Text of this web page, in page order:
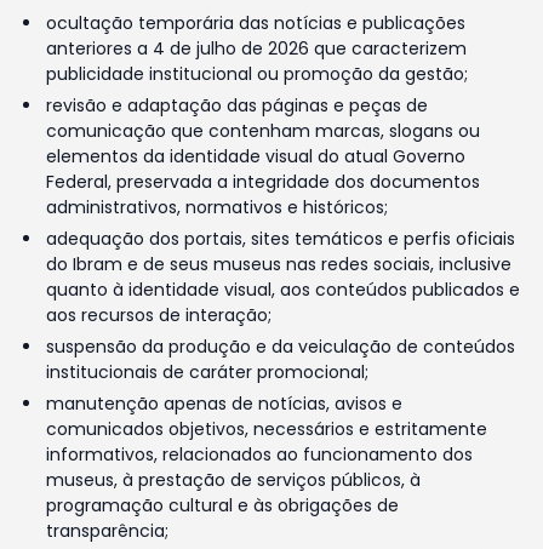
ocultação temporária das notícias e publicações
anteriores a 4 de julho de 2026 que caracterizem
publicidade institucional ou promoção da gestão;
revisão e adaptação das páginas e peças de
comunicação que contenham marcas, slogans ou
elementos da identidade visual do atual Governo
Federal, preservada a integridade dos documentos
administrativos, normativos e históricos;
adequação dos portais, sites temáticos e perfis oficiais
do Ibram e de seus museus nas redes sociais, inclusive
quanto à identidade visual, aos conteúdos publicados e
aos recursos de interação;
suspensão da produção e da veiculação de conteúdos
institucionais de caráter promocional;
manutenção apenas de notícias, avisos e
comunicados objetivos, necessários e estritamente
informativos, relacionados ao funcionamento dos
museus, à prestação de serviços públicos, à
programação cultural e às obrigações de
transparência;